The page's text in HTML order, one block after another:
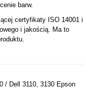
barw.
certyfikaty ISO 14001 i
i jakością. Ma to
/ Dell 3110, 3130 Epson